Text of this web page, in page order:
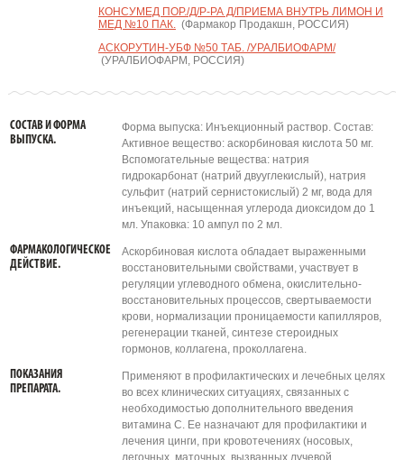
КОНСУМЕД ПОР./Д/Р-РА Д/ПРИЕМА ВНУТРЬ ЛИМОН И
МЕД №10 ПАК.(Фармакор Продакшн, РОССИЯ)
АСКОРУТИН-УБФ №50 ТАБ. /УРАЛБИОФАРМ/
(УРАЛБИОФАРМ, РОССИЯ)
СОСТАВ И ФОРМА
ВЫПУСКА.
Форма выпуска: Инъекционный раствор. Состав:
Активное вещество: аскорбиновая кислота 50 мг.
Вспомогательные вещества: натрия
гидрокарбонат (натрий двууглекислый), натрия
сульфит (натрий сернистокислый) 2 мг, вода для
инъекций, насыщенная углерода диоксидом до 1
мл. Упаковка: 10 ампул по 2 мл.
ФАРМАКОЛОГИЧЕСКОЕ
ДЕЙСТВИЕ.
Аскорбиновая кислота обладает выраженными
восстановительными свойствами, участвует в
регуляции углеводного обмена, окислительно-
восстановительных процессов, свертываемости
крови, нормализации проницаемости капилляров,
регенерации тканей, синтезе стероидных
гормонов, коллагена, проколлагена.
ПОКАЗАНИЯ
ПРЕПАРАТА.
Применяют в профилактических и лечебных целях
во всех клинических ситуациях, связанных с
необходимостью дополнительного введения
витамина С. Ее назначают для профилактики и
лечения цинги, при кровотечениях (носовых,
легочных, маточных, вызванных лучевой